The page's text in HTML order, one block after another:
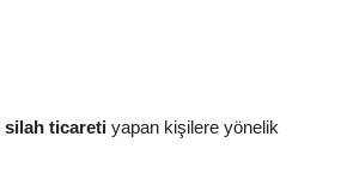
silah ticareti yapan kişilere yönelik